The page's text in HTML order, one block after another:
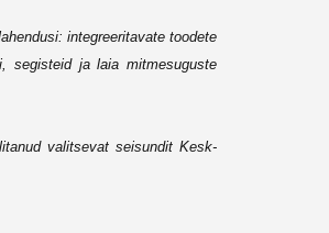
integreeritavate toodete
segisteid ja laia mitmesuguste
valitsevat seisundit Kesk-